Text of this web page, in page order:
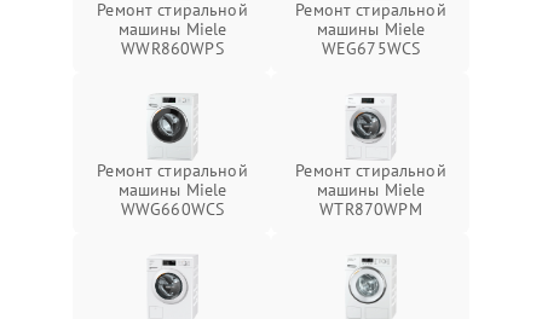
Ремонт стиральной
машины Miele
WWR860WPS
Ремонт стиральной
машины Miele
WEG675WCS
Ремонт стиральной
машины Miele
WWG660WCS
Ремонт стиральной
машины Miele
WTR870WPM